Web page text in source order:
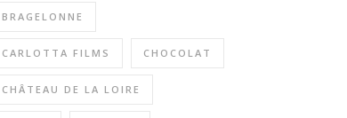
BRAGELONNE
CARLOTTA FILMS CHOCOLAT
CHÂTEAU DE LA LOIRE